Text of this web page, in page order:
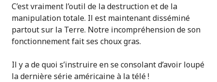
C’est vraiment l’outil de la destruction et de la
manipulation totale. Il est maintenant disséminé
partout sur la Terre. Notre incompréhension de son
fonctionnement fait ses choux gras.
Il y a de quoi s’instruire en se consolant d’avoir loupé
la dernière série américaine à la télé !